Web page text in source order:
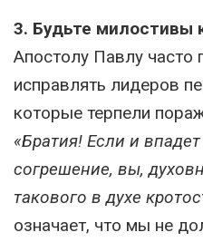
3. Будьте милостивы
Апостолу Павлу часто
исправлять лидеров
которые терпели
«Братия! Если и
согрешение, вы,
такового в духе
означает, что мы не